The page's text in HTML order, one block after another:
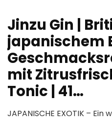
Jinzu Gin |
japanischem
mit
Tonic | 41…
JAPANISCHE EXOTIK –